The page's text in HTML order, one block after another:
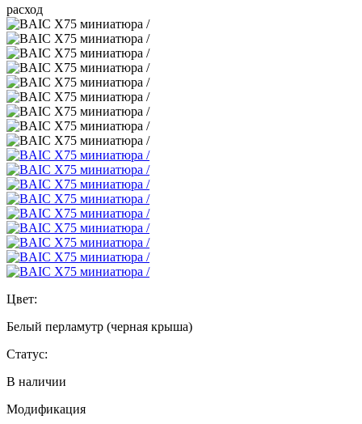
расход
Цвет:
Белый перламутр (черная крыша)
Статус:
В наличии
Модификация